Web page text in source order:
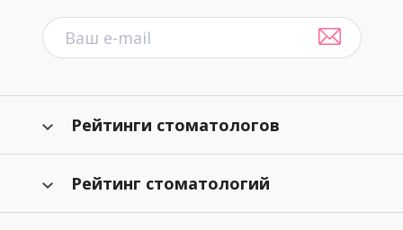
Рейтинги стоматологов
Рейтинг стоматологий